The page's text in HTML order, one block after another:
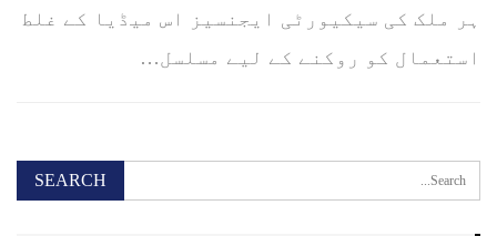
ہر ملک کی سیکیورٹی ایجنسیز اس میڈیا کے غلط
استعمال کو روکنے کے لیے مسلسل…